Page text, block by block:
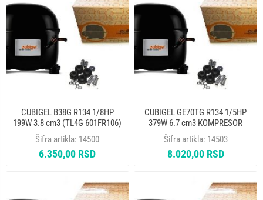
CUBIGEL B38G R134 1/8HP
199W 3.8 cm3 (TL4G 601FR106)
KOMPRESOR
Šifra artikla: 14500
6.350,00 RSD
CUBIGEL GE70TG R134 1/5HP
379W 6.7 cm3 KOMPRESOR
Šifra artikla: 14503
8.020,00 RSD